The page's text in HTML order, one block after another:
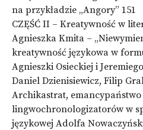
na przykładzie „Angory” 151
CZĘŚĆ II – Kreatywność w
Agnieszka Kmita –
kreatywność językowa w
Agnieszki Osieckiej i
Daniel Dzienisiewicz, Filip
Archikastrat,
lingwochronologizatorów w
językowej Adolfa